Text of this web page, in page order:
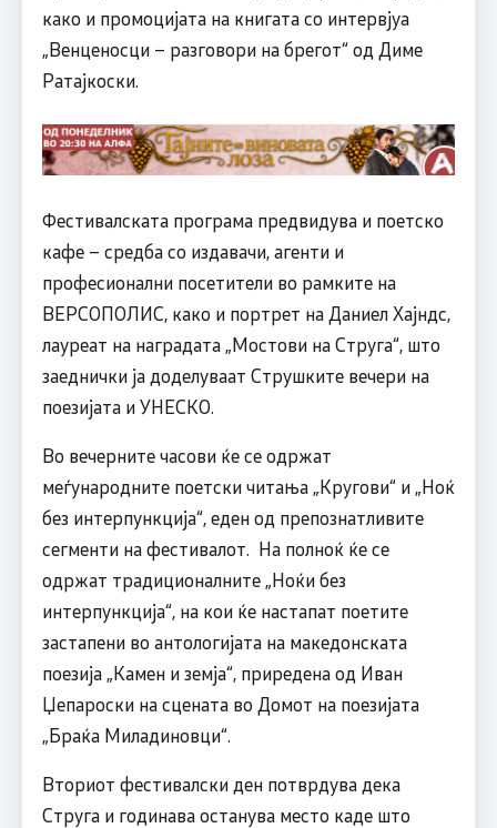
како и промоцијата на книгата со интервјуа
„Венценосци – разговори на брегот“ од Диме
Ратајкоски.
Фестивалската програма предвидува и поетско
кафе – средба со издавачи, агенти и
професионални посетители во рамките на
ВЕРСОПОЛИС, како и портрет на Даниел Хајндс,
лауреат на наградата „Мостови на Струга“, што
заеднички ја доделуваат Струшките вечери на
поезијата и УНЕСКО.
Во вечерните часови ќе се одржат
меѓународните поетски читања „Кругови“ и „Ноќ
без интерпункција“, еден од препознатливите
сегменти на фестивалот. На полноќ ќе се
одржат традиционалните „Ноќи без
интерпункција“, на кои ќе настапат поетите
застапени во антологијата на македонската
поезија „Камен и земја“, приредена од Иван
Џепароски на сцената во Домот на поезијата
„Браќа Миладиновци“.
Вториот фестивалски ден потврдува дека
Струга и годинава останува место каде што